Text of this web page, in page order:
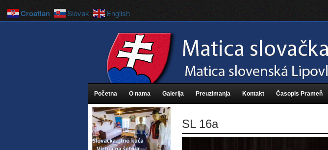
Početna O nama Galerija Preuzimanja Kontakt Časopis Prameň
SL 16a
Croatian Slovak English